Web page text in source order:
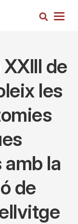
Search
de
les
la
de